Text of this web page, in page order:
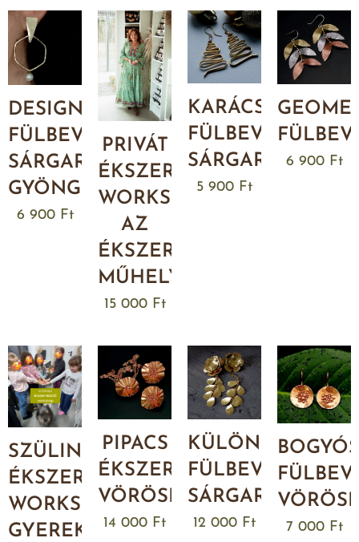
DESIGN
FÜLBEVALÓ
SÁRGARÉZBŐL
GYÖNGGYEL
6 900Ft
PRIVÁT
ÉKSZERKÉSZÍTŐ
WORKSHOP
AZ
ÉKSZERDOBOZ
MŰHELYBEN
15 000Ft
KARÁCSONYFA
FÜLBEVALÓ
SÁRGARÉZBŐL
5 900 Ft
6 900Ft
SZÜLINAPI
ÉKSZERKÉSZÍTŐ
WORKSHOP
GYEREKEKNEK
PIPACS
ÉKSZERSZETT
VÖRÖSRÉZBŐL
14 000 Ft
KÜLÖNLEGES
FÜLBEVALÓ
SÁRGARÉZBŐL
12 000 Ft
BOGYÓS
7 000Ft